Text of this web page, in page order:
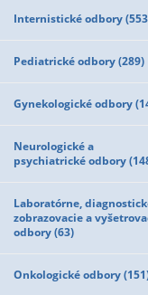
Internistické odbory
Pediatrické odbory (289)
Gynekologické odbory
Neurologické a
psychiatrické odbory
Laboratórne,
zobrazovacie a
odbory (63)
Onkologické odbory